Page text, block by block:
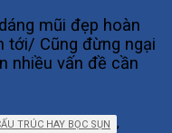
mũi đẹp hoàn
tới/ Cũng đừng ngại
nhiều vấn đề cần
,
TRÚC HAY BỌC SỤN